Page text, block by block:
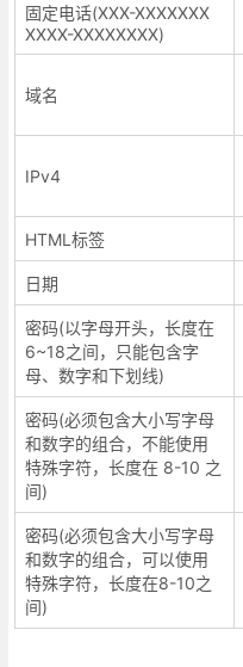
固定电话(XXX-XXXXXXX
XXXX-XXXXXXXX)
域名
IPv4
HTML标签
日期
密码(以字母开头，长度在
6~18之间，只能包含字
母、数字和下划线)
密码(必须包含大小写字母
和数字的组合，不能使用
特殊字符，长度在 8-10 之
间)
密码(必须包含大小写字母
和数字的组合，可以使用
特殊字符，长度在8-10之
间)